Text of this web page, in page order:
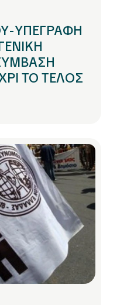
ΥΠΕΓΡΑΦΗ
ΤΟ ΤΕΛΟΣ